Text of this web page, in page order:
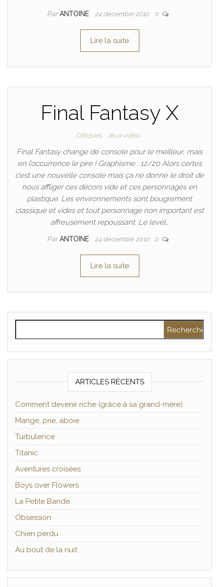
ParANTOINE 24 décembre 2010 0
Lire la suite
Final Fantasy X
Critiques Jeux vidéo
Final Fantasy change de console pour le meilleur, mais
en l’occurrence le pire ! Graphisme : 12/20 Alors certes
c’est une nouvelle console mais ça ne donne le droit de
nous affliger ces décors vide et ces personnages en
plastique. Les environnements sont bougrement
classique et vides et tout personnage non important est
affreusement repoussant. Le level…
ParANTOINE 24 décembre 2010 0
Lire la suite
ARTICLES RÉCENTS
Comment devenir riche (grâce à sa grand-mère)
Mange, prie, aboie
Turbulence
Titanic
Aventures croisées
Boys over Flowers
La Petite Bande
Obsession
Chien perdu
Au bout de la nuit